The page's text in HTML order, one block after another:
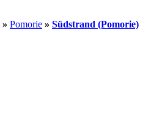
» Pomorie » Südstrand (Pomorie)